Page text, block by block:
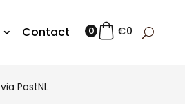
Contact 0 €0
via PostNL